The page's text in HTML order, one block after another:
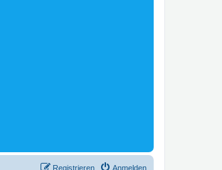
Anmelden
Registrieren